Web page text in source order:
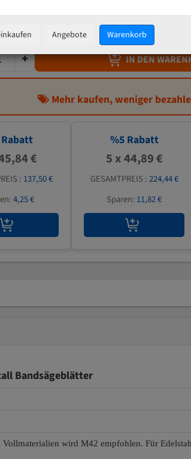
47,25 €
zzgl.Versandkosten
IN DEN
Mehr kaufen, weniger
€
: 137,50 €
4,25 €
%5Rabatt
5 x 44,89 €
GESAMTPREIS :224,44 €
Sparen: 11,82 €
Bandsägeblätter
wird M42 empfohlen. Für
Angebote Warenkorb